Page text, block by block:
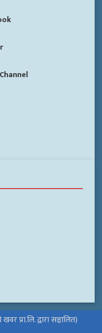
प्रा.लि. द्वारा सञ्चालित)